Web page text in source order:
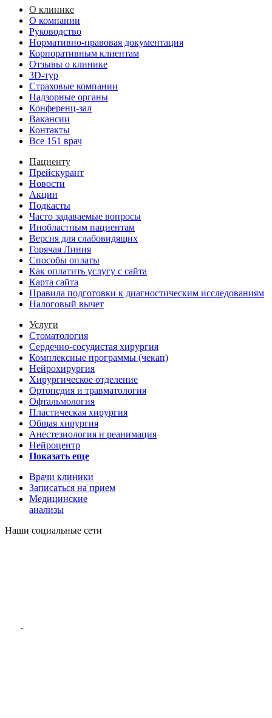
О клинике
О компании
Руководство
Нормативно-правовая документация
Корпоративным клиентам
Отзывы о клинике
3D-тур
Страховые компании
Надзорные органы
Конференц-зал
Вакансии
Контакты
Все 151 врач
Пациенту
Прейскурант
Новости
Акции
Подкасты
Часто задаваемые вопросы
Инобластным пациентам
Версия для слабовидящих
Горячая Линия
Способы оплаты
Как оплатить услугу с сайта
Карта сайта
Правила подготовки к диагностическим исследованиям
Налоговый вычет
Услуги
Стоматология
Сердечно-сосудистая хирургия
Комплексные программы (чекап)
Нейрохирургия
Хирургическое отделение
Ортопедия и травматология
Офтальмология
Пластическая хирургия
Общая хирургия
Анестезиология и реанимация
Нейроцентр
Показать еще
Врачи клиники
Записаться на прием
Медицинские
анализы
Наши социальные сети